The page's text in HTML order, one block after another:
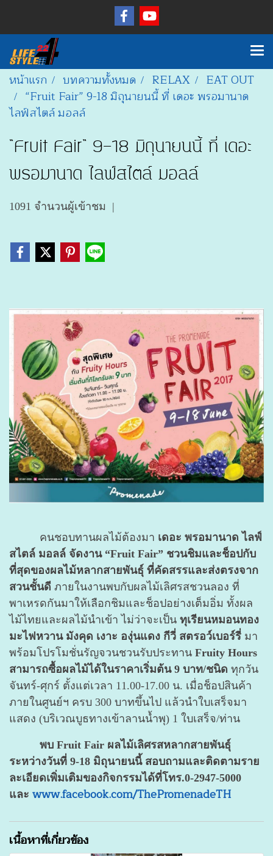
หน้าแรก บทความทั้งหมด RELAX
EAT OUT
“Fruit Fair” 9-18 มิถุนายนนี้ ที่ เดอะ พรอมานาด
ไลฟ์สไตล์ มอลล์
“Fruit Fair” 9-18 มิถุนายนนี้ ที่ เดอะ
พรอมานาด ไลฟ์สไตล์ มอลล์
1091 จำนวนผู้เข้าชม |
คนชอบทานผลไม้ต้องมา เดอะ พรอมานาด ไลฟ์
สไตล์ มอลล์ จัดงาน “Fruit Fair” ชวนชิมและช็อปกับ
ที่สุดของผลไม้หลากสายพันธุ์ ที่คัดสรรและส่งตรงจาก
สวนชั้นดี ภายในงานพบกับผลไม้เลิศรสชวนลอง ที่
พาเหรดกันมาให้เลือกชิมและช็อปอย่างเต็มอิ่ม ทั้งผล
ไม้ไทยและผลไม้นำเข้า ไม่ว่าจะเป็น ทุเรียนหมอนทอง
มะไฟหวาน มังคุด เงาะ องุ่นแดง กีวี่ สตรอว์เบอร์รี่ มา
พร้อมโปรโมชั่นรัญจวนชวนรับประทาน Fruity Hours
สามารถซื้อผลไม้ได้ในราคาเริ่มต้น 9 บาท/ชนิด ทุกวัน
จันทร์-ศุกร์ ตั้งแต่เวลา 11.00-17.00 น. เมื่อช็อปสินค้า
ภายในศูนย์ฯ ครบ 300 บาทขึ้นไป แล้วนำใบเสร็จมา
แสดง (บริเวณบูธทางเข้าลานน้ำพุ) 1 ใบเสร็จ/ท่าน
พบ Fruit Fair ผลไม้เลิศรสหลากสายพันธุ์
ระหว่างวันที่ 9-18 มิถุนายนนี้ สอบถามและติดตามราย
ละเอียดเพิ่มเติมของกิจกรรมได้ที่โทร.0-2947-5000
และ www.facebook.com/ThePromenadeTH
เนื้อหาที่เกี่ยวข้อง